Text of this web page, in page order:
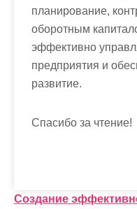
планирование,
оборотным
эффективно
предприятия и
развитие.
Спасибо за чтение!
Н
Создание